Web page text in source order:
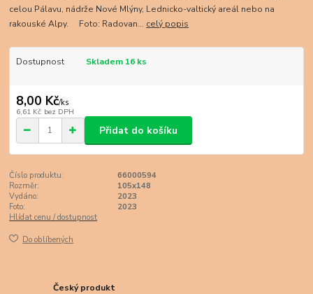
celou Pálavu, nádrže Nové Mlýny, Lednicko-valtický areál nebo na
rakouské Alpy. Foto: Radovan... celý popis
Dostupnost Skladem 16 ks
8,00 Kč/ks
6,61 Kč bez DPH
Přidat do košíku
Číslo produktu:
66000594
Rozměr:
105x148
Vydáno:
2023
Foto:
2023
Hlídat cenu / dostupnost
Do oblíbených
Český produkt